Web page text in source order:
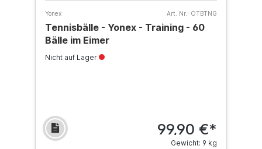
Yonex Art. Nr.: OTBTNG
Tennisbälle - Yonex - Training - 60
Bälle im Eimer
Nicht auf Lager
99,90 €*
Gewicht: 9 kg